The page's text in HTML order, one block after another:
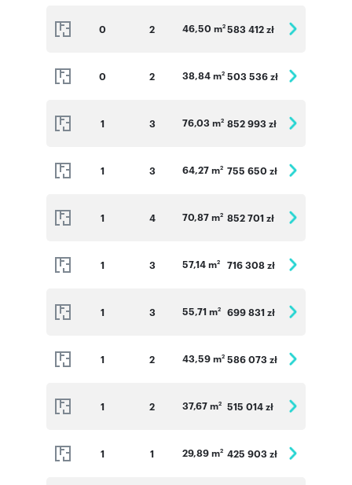
0 2 46,50 m2 583 412 zł
0 2 38,84 m2 503 536 zł
1 3 76,03 m2 852 993 zł
1 3 64,27 m2 755 650 zł
1 4 70,87 m2 852 701 zł
1 3 57,14 m2 716 308 zł
1 3 55,71 m2 699 831 zł
1 2 43,59 m2 586 073 zł
1 2 37,67 m2 515 014 zł
1 1 29,89 m2 425 903 zł